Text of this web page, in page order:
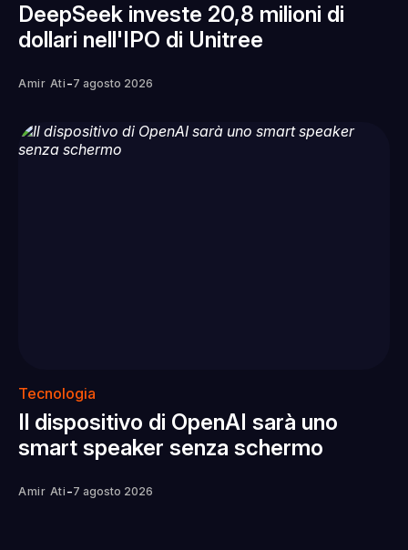
DeepSeek investe 20,8 milioni di
dollari nell'IPO di Unitree
Amir Ati -7 agosto 2026
Tecnologia
Il dispositivo di OpenAI sarà uno
smart speaker senza schermo
Amir Ati -7 agosto 2026